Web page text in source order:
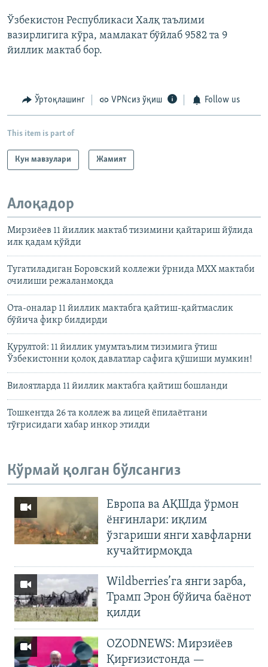
Ўзбекистон Республикаси Халқ таълими
вазирлигига кўра, мамлакат бўйлаб 9582 та 9
йиллик мактаб бор.
Ўртоқлашинг VPNсиз ўқиш Follow us
This item is part of
Кун мавзулари Жамият
Алоқадор
Мирзиëев 11 йиллик мактаб тизимини қайтариш йўлида
илк қадам қўйди
Тугатиладиган Боровский коллежи ўрнида МХХ мактаби
очилиши режаланмоқда
Ота-оналар 11 йиллик мактабга қайтиш-қайтмаслик
бўйича фикр билдирди
Қурултой: 11 йиллик умумтаълим тизимига ўтиш
Ўзбекистонни қолоқ давлатлар сафига қўшиши мумкин!
Вилоятларда 11 йиллик мактабга қайтиш бошланди
Тошкентда 26 та коллеж ва лицей ёпилаётгани
тўғрисидаги хабар инкор этилди
Кўрмай қолган бўлсангиз
Европа ва АҚШда ўрмон
ёнғинлари: иқлим
ўзгариши янги хавфларни
кучайтирмоқда
Wildberries’га янги зарба,
Трамп Эрон бўйича баёнот
қилди
OZODNEWS: Мирзиёев
Қирғизистонда —